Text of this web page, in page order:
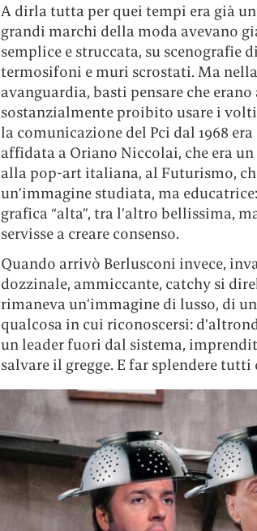
A dirla tutta per quei tempi era già
grandi marchi della moda avevano
semplice e struccata, su scenografie
termosifoni e muri scrostati. Ma
avanguardia, basti pensare che
sostanzialmente proibito usare i
la comunicazione del Pci dal 1968
affidata a Oriano Niccolai, che era
alla pop-art italiana, al Futurismo,
un’immagine studiata, ma
grafica “alta”, tra l’altro bellissima,
servisse a creare consenso.
Quando arrivò Berlusconi invece,
dozzinale, ammiccante, catchy si
rimaneva un’immagine di lusso, di
qualcosa in cui riconoscersi:
un leader fuori dal sistema,
salvare il gregge. E far splendere tutti